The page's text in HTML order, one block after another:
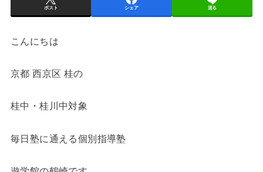
ポスト シェア 送る
こんにちは
京都 西京区 桂の
桂中・桂川中対象
毎日塾に通える個別指導塾